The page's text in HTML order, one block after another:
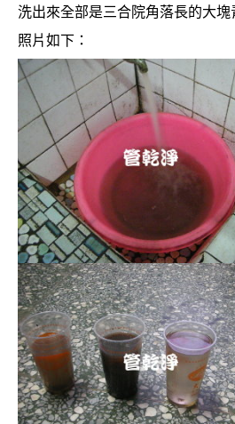
洗出來全部是三合院角落長的大
照片如下：